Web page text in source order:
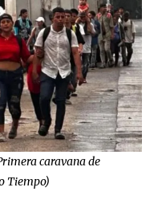
caravana de
Tiempo)